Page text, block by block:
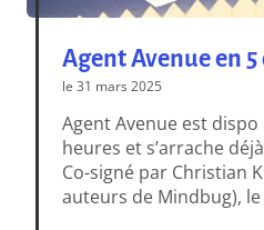
Agent Avenue en
le 31 mars 2025
Agent Avenue est
heures et s’arrache
Co-signé par Christian
auteurs de Mindbug), le